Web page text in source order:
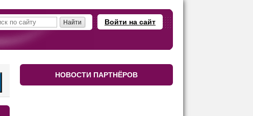
Войти на сайт
НОВОСТИ ПАРТНЁРОВ